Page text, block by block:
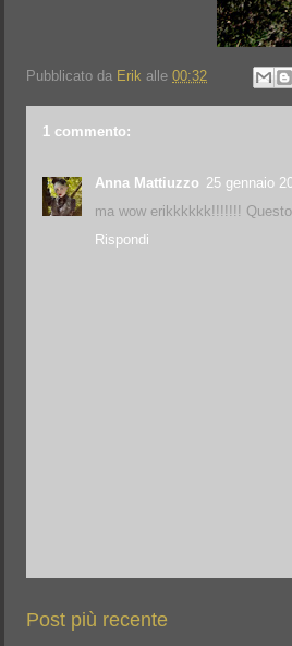
Pubblicato da Erik alle 00:32
1 commento:
Anna Mattiuzzo 25 gennaio
ma wow erikkkkkk!!!!!!!
Rispondi
Post più recente